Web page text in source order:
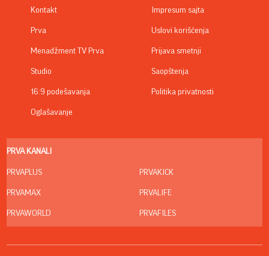
Kontakt
Prva
Menadžment TV Prva
Studio
16:9 podešavanja
Oglašavanje
Impresum sajta
Uslovi korišćenja
Prijava smetnji
Saopštenja
Politika privatnosti
PRVA KANALI
PRVAPLUS
PRVAMAX
PRVAWORLD
PRVAKICK
PRVALIFE
PRVAFILES